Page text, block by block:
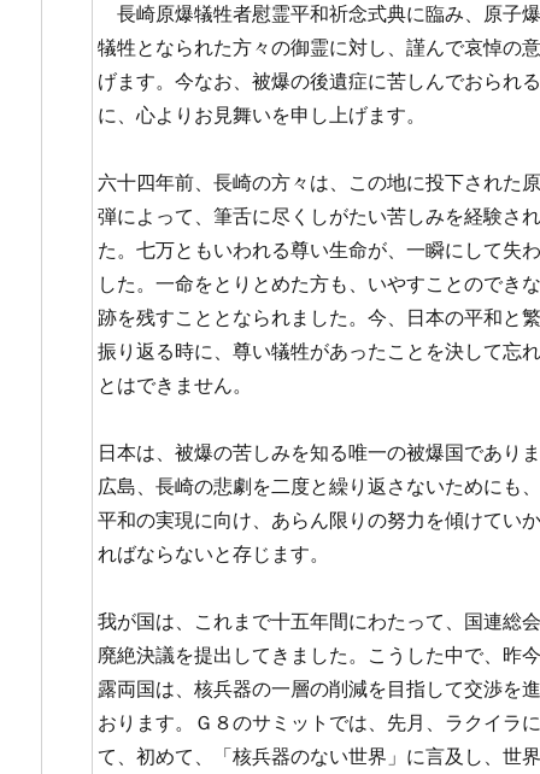
長崎原爆犠牲者慰霊平和祈念式典に臨み、原子
犠牲となられた方々の御霊に対し、謹んで哀悼の
げます。今なお、被爆の後遺症に苦しんでおられ
に、心よりお見舞いを申し上げます。
六十四年前、長崎の方々は、この地に投下された
弾によって、筆舌に尽くしがたい苦しみを経験さ
た。七万ともいわれる尊い生命が、一瞬にして失
した。一命をとりとめた方も、いやすことのでき
跡を残すこととなられました。今、日本の平和と
振り返る時に、尊い犠牲があったことを決して忘
とはできません。
日本は、被爆の苦しみを知る唯一の被爆国であり
広島、長崎の悲劇を二度と繰り返さないためにも
平和の実現に向け、あらん限りの努力を傾けてい
ればならないと存じます。
我が国は、これまで十五年間にわたって、国連総
廃絶決議を提出してきました。こうした中で、昨
露両国は、核兵器の一層の削減を目指して交渉を
おります。Ｇ８のサミットでは、先月、ラクイラ
て、初めて、「核兵器のない世界」に言及し、世